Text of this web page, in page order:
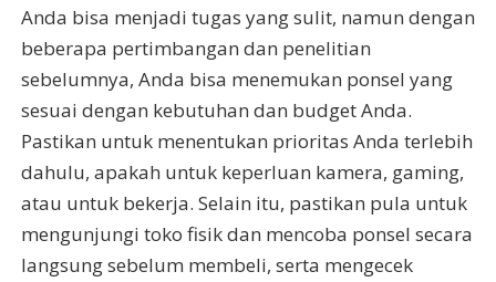
Anda bisa menjadi tugas yang sulit, namun dengan
beberapa pertimbangan dan penelitian
sebelumnya, Anda bisa menemukan ponsel yang
sesuai dengan kebutuhan dan budget Anda.
Pastikan untuk menentukan prioritas Anda terlebih
dahulu, apakah untuk keperluan kamera, gaming,
atau untuk bekerja. Selain itu, pastikan pula untuk
mengunjungi toko fisik dan mencoba ponsel secara
langsung sebelum membeli, serta mengecek